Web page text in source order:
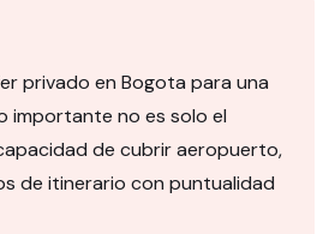
privado en Bogota para una
importante no es solo el
de cubrir aeropuerto,
de itinerario con puntualidad